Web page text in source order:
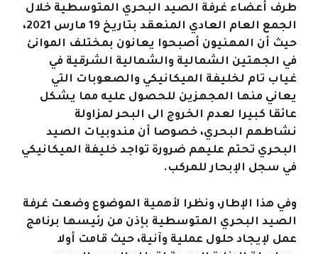
طرف أعضاء غرفة الصيد البحري المتوسطية خلال
الجمع العام العادي المنعقد بتاريخ 19 مارس 2021،
حيث أن المهنيون أصبحوا يعانون بمختلف الموانئ
في الجهتين الشمالية والشمالية الشرقية في
غياب تام لخليفة الميكانيكي والصعوبات التي
يعاني منها المجهزين للحصول عليه مما يشكل
عائقا كبيرا لعدم الخروج الى البحر لمزاولة
نشاطهم البحري، خصوصا أن مندوبيات الصيد
البحري تحتم عليهم ضرورة تواجد خليفة الميكانيكي
في سجل الإبحار للمركب.
وفي هذا الإطار، ونظرا لأهمية الموضوع وضعت غرفة
الصيد البحري المتوسطية بإذن من رئيسها برنامج
عمل لإيجاد حلول عملية وآنية، حيث قامت أولا